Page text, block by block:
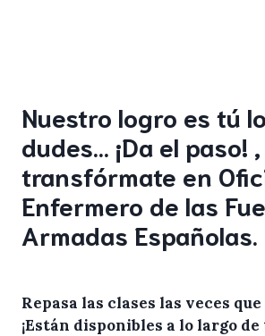
Nuestro logro es tú
dudes… ¡Da el paso! ,
transfórmate en
Enfermero de las
Armadas Españolas.
Repasa las clases las veces
¡Están disponibles a lo largo de